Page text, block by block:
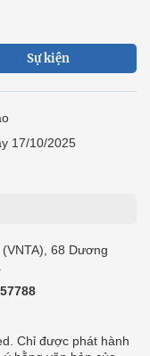
Sự kiện
17/10/2025
68 Dương
Chỉ được phát hành